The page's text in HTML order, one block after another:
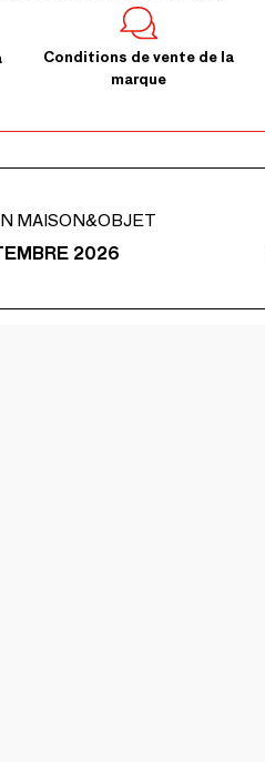
Conditions de vente de la
marque
MAISON&OBJET
2026